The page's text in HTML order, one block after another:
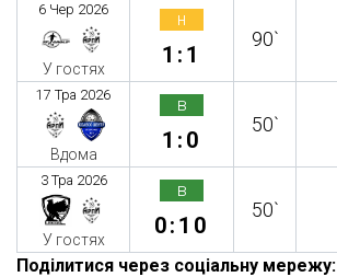
6 Чер 2026
У гостях
н
1:1
90`
17 Тра 2026
Вдома
в
1:0
50`
3 Тра 2026
У гостях
в
0:10
50`
Поділитися через соціальну мережу: